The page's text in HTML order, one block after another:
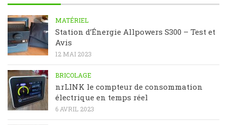
MATÉRIEL
Station d’Énergie Allpowers S300 – Test et
Avis
12 MAI 2023
BRICOLAGE
nrLINK le compteur de consommation
électrique en temps réel
6 AVRIL 2023